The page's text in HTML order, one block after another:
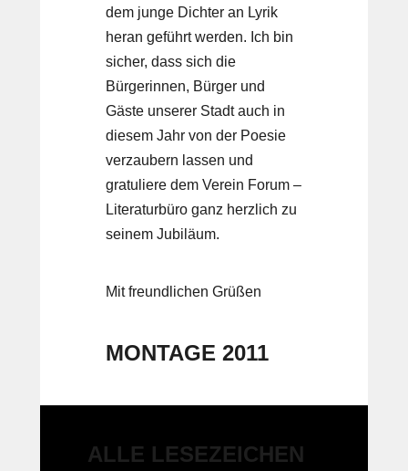
dem junge Dichter an Lyrik
heran geführt werden. Ich bin
sicher, dass sich die
Bürgerinnen, Bürger und
Gäste unserer Stadt auch in
diesem Jahr von der Poesie
verzaubern lassen und
gratuliere dem Verein Forum –
Literaturbüro ganz herzlich zu
seinem Jubiläum.
Mit freundlichen Grüßen
MONTAGE 2011
ALLE LESEZEICHEN